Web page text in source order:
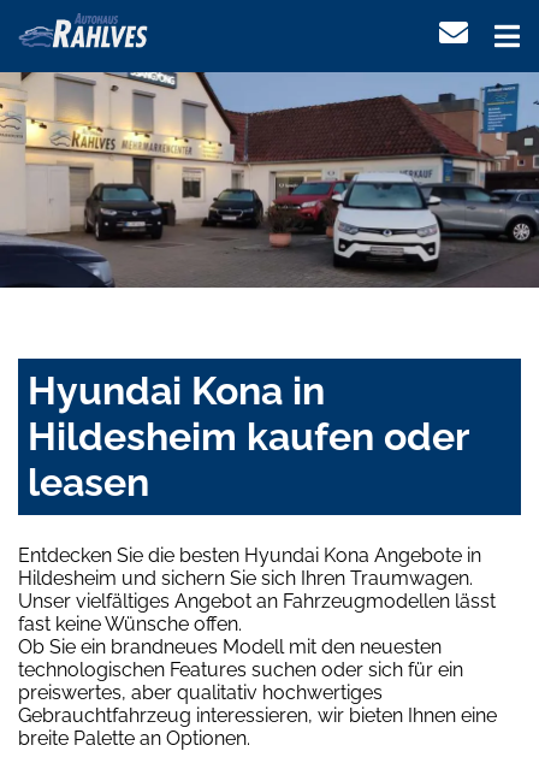
Hyundai Kona in
Hildesheim kaufen oder
leasen
Entdecken Sie die besten Hyundai Kona Angebote in
Hildesheim und sichern Sie sich Ihren Traumwagen.
Unser vielfältiges Angebot an Fahrzeugmodellen lässt
fast keine Wünsche offen.
Ob Sie ein brandneues Modell mit den neuesten
technologischen Features suchen oder sich für ein
preiswertes, aber qualitativ hochwertiges
Gebrauchtfahrzeug interessieren, wir bieten Ihnen eine
breite Palette an Optionen.